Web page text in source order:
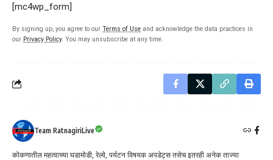
[mc4wp_form]
By signing up, you agree to our Terms of Use and acknowledge the data practices in
our Privacy Policy. You may unsubscribe at any time.
Team RatnagiriLive
कोकणातील महत्वाच्या घडामोडी, रेल्वे, पर्यटन विषयक अपडेट्स तसेच इतरही अनेक ताज्या